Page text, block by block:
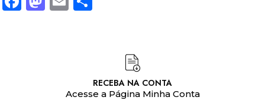
RECEBA NA CONTA
Acesse a Página Minha Conta